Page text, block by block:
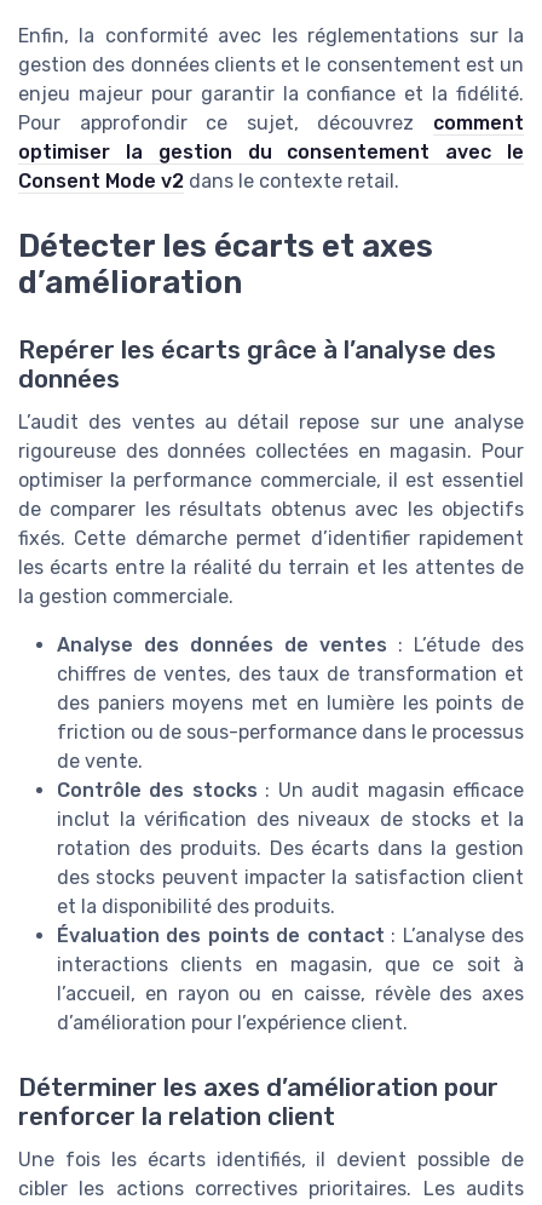
Enfin, la conformité avec les réglementations sur la
gestion des données clients et le consentement est un
enjeu majeur pour garantir la confiance et la fidélité.
Pour approfondir ce sujet, découvrez comment
optimiser la gestion du consentement avec le
Consent Mode v2 dans le contexte retail.
Détecter les écarts et axes
d’amélioration
Repérer les écarts grâce à l’analyse des
données
L’audit des ventes au détail repose sur une analyse
rigoureuse des données collectées en magasin. Pour
optimiser la performance commerciale, il est essentiel
de comparer les résultats obtenus avec les objectifs
fixés. Cette démarche permet d’identifier rapidement
les écarts entre la réalité du terrain et les attentes de
la gestion commerciale.
Analyse des données de ventes : L’étude des
chiffres de ventes, des taux de transformation et
des paniers moyens met en lumière les points de
friction ou de sous-performance dans le processus
de vente.
Contrôle des stocks : Un audit magasin efficace
inclut la vérification des niveaux de stocks et la
rotation des produits. Des écarts dans la gestion
des stocks peuvent impacter la satisfaction client
et la disponibilité des produits.
Évaluation des points de contact : L’analyse des
interactions clients en magasin, que ce soit à
l’accueil, en rayon ou en caisse, révèle des axes
d’amélioration pour l’expérience client.
Déterminer les axes d’amélioration pour
renforcer la relation client
Une fois les écarts identifiés, il devient possible de
cibler les actions correctives prioritaires. Les audits